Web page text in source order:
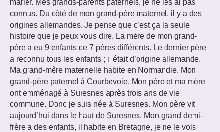
marier. Mes grands-parents paternels, je ne les ai pas
connus. Du côté de mon grand-père maternel, il y a des
origines allemandes. Je pense que c’est ça la seule
histoire que je peux vous dire. La mère de mon grand-
père a eu 9 enfants de 7 pères différents. Le dernier père
a reconnu tous les enfants ; il était d’origine allemande.
Ma grand-mère maternelle habite en Normandie. Mon
grand-père paternel à Courbevoie. Mon père et ma mère
ont emménagé à Suresnes après trois ans de vie
commune. Donc je suis née à Suresnes. Mon père vit
aujourd’hui dans le haut de Suresnes. Mon grand demi-
frère a des enfants, il habite en Bretagne, je ne le vois